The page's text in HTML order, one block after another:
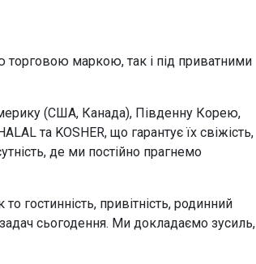
торговою маркою, так і під приватними
(США, Канада), Південну Корею,
та KOSHER, що гарантує їх свіжість,
де ми постійно прагнемо
гостинність, привітність, родинний
сьогодення. Ми докладаємо зусиль,